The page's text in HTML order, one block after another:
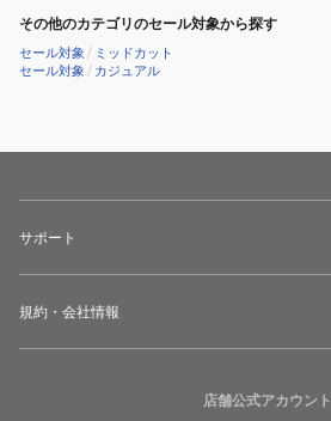
その他のカテゴリのセール対象から探す
セール対象 / ミッドカット
セール対象 / カジュアル
サポート
規約・会社情報
店舗公式アカウント